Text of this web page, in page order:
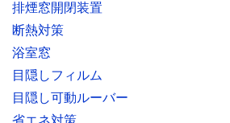
排煙窓開閉装置
断熱対策
浴室窓
目隠しフィルム
目隠し可動ルーバー
省エネ対策